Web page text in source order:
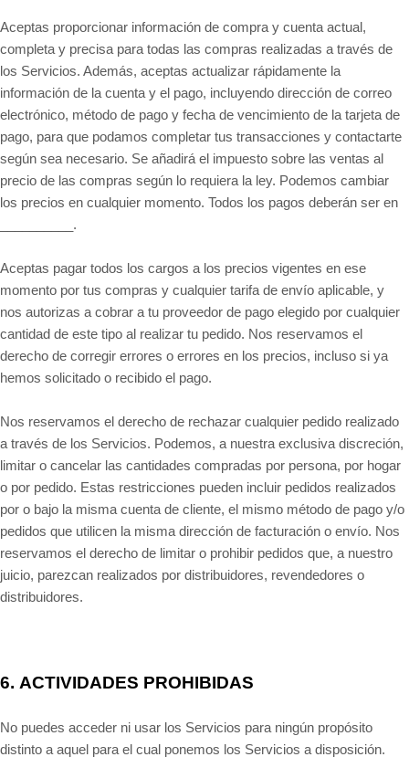
Aceptas proporcionar información de compra y cuenta actual,
completa y precisa para todas las compras realizadas a través de
los Servicios. Además, aceptas actualizar rápidamente la
información de la cuenta y el pago, incluyendo dirección de correo
electrónico, método de pago y fecha de vencimiento de la tarjeta de
pago, para que podamos completar tus transacciones y contactarte
según sea necesario. Se añadirá el impuesto sobre las ventas al
precio de las compras según lo requiera la ley. Podemos cambiar
los precios en cualquier momento. Todos los pagos deberán ser en
__________.
Aceptas pagar todos los cargos a los precios vigentes en ese
momento por tus compras y cualquier tarifa de envío aplicable, y
nos autorizas a cobrar a tu proveedor de pago elegido por cualquier
cantidad de este tipo al realizar tu pedido. Nos reservamos el
derecho de corregir errores o errores en los precios, incluso si ya
hemos solicitado o recibido el pago.
Nos reservamos el derecho de rechazar cualquier pedido realizado
a través de los Servicios. Podemos, a nuestra exclusiva discreción,
limitar o cancelar las cantidades compradas por persona, por hogar
o por pedido. Estas restricciones pueden incluir pedidos realizados
por o bajo la misma cuenta de cliente, el mismo método de pago y/o
pedidos que utilicen la misma dirección de facturación o envío. Nos
reservamos el derecho de limitar o prohibir pedidos que, a nuestro
juicio, parezcan realizados por distribuidores, revendedores o
distribuidores.
6. ACTIVIDADES PROHIBIDAS
No puedes acceder ni usar los Servicios para ningún propósito
distinto a aquel para el cual ponemos los Servicios a disposición.